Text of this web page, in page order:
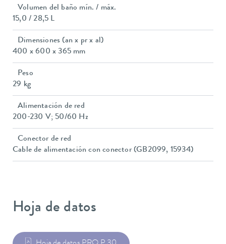
Volumen del baño mín. / máx.
15,0 / 28,5 L
Dimensiones (an x pr x al)
400 x 600 x 365 mm
Peso
29 kg
Alimentación de red
200-230 V; 50/60 Hz
Conector de red
Cable de alimentación con conector (GB2099, 15934)
Hoja de datos